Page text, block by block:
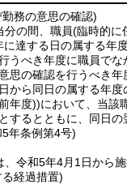
務の意思の確認)
分の間、職員(臨時的に
に達する日の属する年
うべき年度に職員で
思の確認を行うべき
から同日の属する年
年度))において、当該
するとともに、同日
5年条例第4号)
、令和5年4月1日から施
経過措置)